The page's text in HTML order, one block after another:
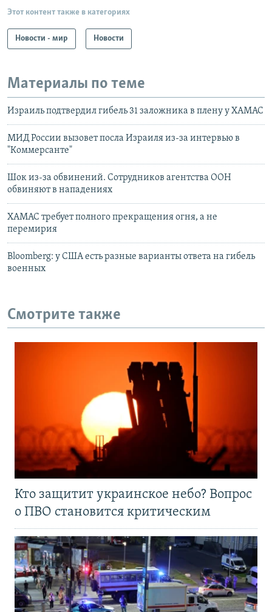
Этот контент также в категориях
Новости - мир Новости
Материалы по теме
Израиль подтвердил гибель 31 заложника в плену у ХАМАС
МИД России вызовет посла Израиля из-за интервью в
"Коммерсанте"
Шок из-за обвинений. Сотрудников агентства ООН
обвиняют в нападениях
ХАМАС требует полного прекращения огня, а не
перемирия
Bloomberg: у США есть разные варианты ответа на гибель
военных
Смотрите также
Кто защитит украинское небо? Вопрос
о ПВО становится критическим